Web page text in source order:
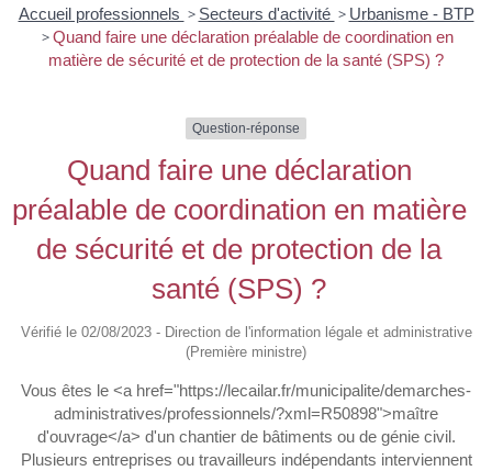
Accueil professionnels > Secteurs d'activité > Urbanisme - BTP
>Quand faire une déclaration préalable de coordination en
matière de sécurité et de protection de la santé (SPS) ?
Question-réponse
Quand faire une déclaration
préalable de coordination en matière
de sécurité et de protection de la
santé (SPS) ?
Vérifié le 02/08/2023 - Direction de l'information légale et administrative
(Première ministre)
Vous êtes le <a href="https://lecailar.fr/municipalite/demarches-
administratives/professionnels/?xml=R50898">maître
d'ouvrage</a> d'un chantier de bâtiments ou de génie civil.
Plusieurs entreprises ou travailleurs indépendants interviennent